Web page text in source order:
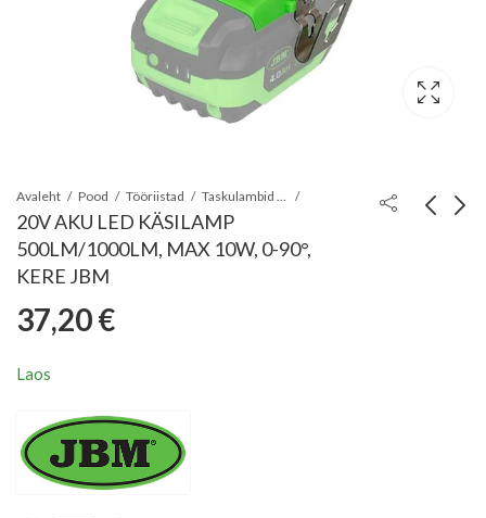
Avaleht Pood Tööriistad
20V AKU LED KÄSILAMP
500LM/1000LM, MAX 10W, 0-90°,
KERE JBM
37,20€
Laos